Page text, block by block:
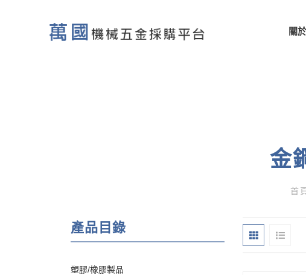
關
金
首
產品目錄
塑膠/橡膠製品